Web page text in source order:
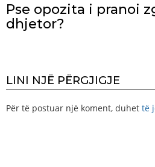
Pse opozita i pranoi
dhjetor?
LINI NJË PËRGJIGJE
Për të postuar një koment, duhet të